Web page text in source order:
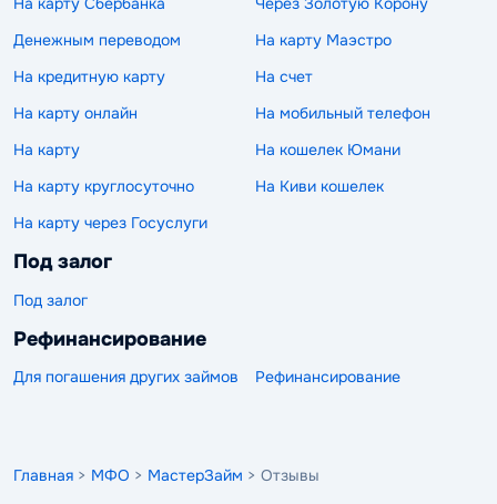
Денежным переводом
На карту Маэстро
На кредитную карту
На счет
На карту онлайн
На мобильный телефон
На карту
На кошелек Юмани
На карту круглосуточно
На Киви кошелек
На карту через Госуслуги
Под залог
Под залог
Рефинансирование
Для погашения других займов Рефинансирование
Главная > МФО > МастерЗайм > Отзывы